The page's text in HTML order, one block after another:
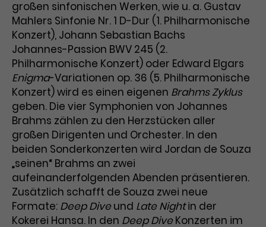
großen sinfonischen Werken, wie u. a. Gustav
Mahlers Sinfonie Nr. 1 D-Dur (1. Philharmonische
Konzert), Johann Sebastian Bachs
Johannes-Passion BWV 245 (2.
Philharmonische Konzert) oder Edward Elgars
Enigma-Variationen op. 36 (5. Philharmonische
Konzert) wird es einen eigenen Brahms Zyklus
geben. Die vier Symphonien von Johannes
Brahms zählen zu den Herzstücken aller
großen Dirigenten und Orchester. In den
beiden Sonderkonzerten wird Jordan de Souza
„seinen“ Brahms an zwei
aufeinanderfolgenden Abenden präsentieren.
Zusätzlich schafft de Souza zwei neue
Formate: Deep Diveund Late Nightin der
Kokerei Hansa. In den Deep DiveKonzerten im